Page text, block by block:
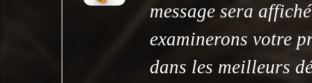
message sera
examinerons votre
dans les meilleurs